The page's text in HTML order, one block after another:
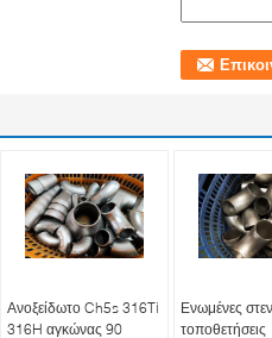
Ανοξείδωτο Ch5s 316Ti
316H αγκώνας 90
Ενωμένες
τοποθετήσεις